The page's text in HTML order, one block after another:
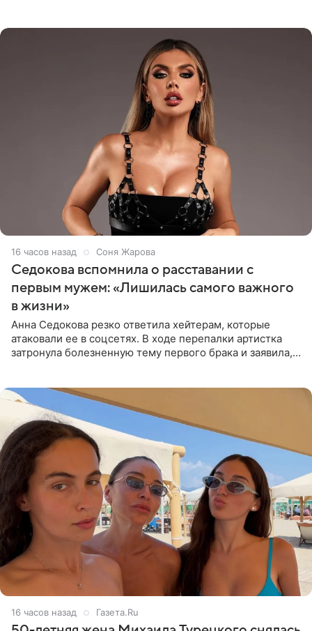
16 часов назад Соня Жарова
Седокова вспомнила о расставании с
первым мужем: «Лишилась самого важного
в жизни»
Анна Седокова резко ответила хейтерам, которые
атаковали ее в соцсетях. В ходе перепалки артистка
затронула болезненную тему первого брака и заявила,
16 часов назад Газета.Ru